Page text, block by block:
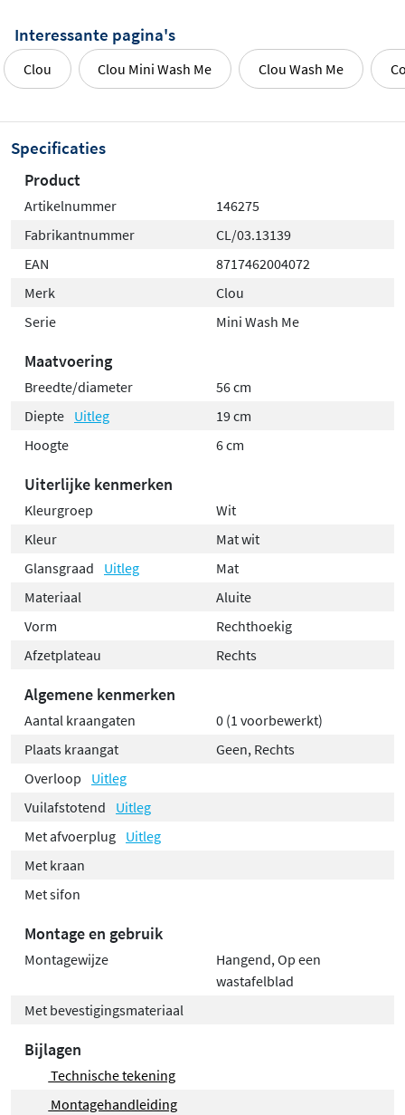
Interessante pagina's
Clou Clou Mini Wash Me Clou Wash Me
Specificaties
Product
Artikelnummer
146275
Fabrikantnummer
CL/03.13139
EAN
8717462004072
Merk
Clou
Serie
Mini Wash Me
Maatvoering
Breedte/diameter
56 cm
Diepte Uitleg
19 cm
Hoogte
6 cm
Uiterlijke kenmerken
Kleurgroep
Wit
Kleur
Mat wit
Glansgraad
Uitleg
Mat
Materiaal
Aluite
Vorm
Rechthoekig
Afzetplateau
Rechts
Algemene kenmerken
Aantal kraangaten
0 (1 voorbewerkt)
Plaats kraangat
Geen, Rechts
Overloop
Uitleg
Vuilafstotend
Uitleg
Met afvoerplug Uitleg
Met kraan
Met sifon
Montage en gebruik
Montagewijze
Hangend, Op een
wastafelblad
Met bevestigingsmateriaal
Bijlagen
Technische tekening
Montagehandleiding